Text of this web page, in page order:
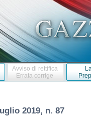
Avviso di rettifica
Errata corrige
2019, n. 87